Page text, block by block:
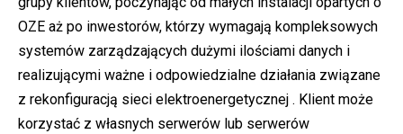
OZE aż po inwestorów, którzy wymagają kompleksowych
systemów zarządzających dużymi ilościami danych i
realizującymi ważne i odpowiedzialne działania związane
z rekonfiguracją sieci elektroenergetycznej . Klient może
korzystać z własnych serwerów lub serwerów